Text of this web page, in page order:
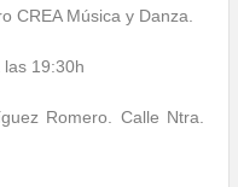
CREA Música y Danza.
las 19:30h
Romero. Calle Ntra.